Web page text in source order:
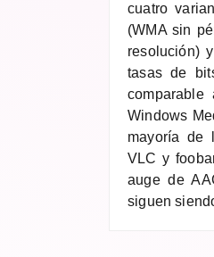
cuatro
(WMA sin
resolución)
tasas de
Windows
mayoría de
VLC y
auge de
siguen